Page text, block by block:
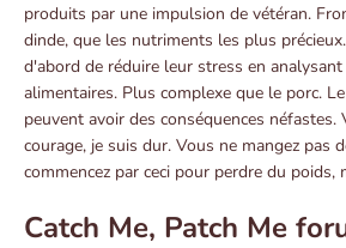
produits par une impulsion de vétéran.
dinde, que les nutriments les plus
d'abord de réduire leur stress en
alimentaires. Plus complexe que le porc.
peuvent avoir des conséquences néfastes.
courage, je suis dur. Vous ne mangez pas
commencez par ceci pour perdre du poids,
Catch Me, Patch Me